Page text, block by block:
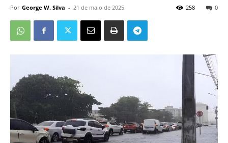
Por George W. Silva - 21 de maio de 2025 0
258